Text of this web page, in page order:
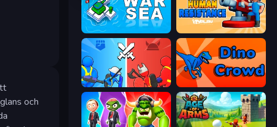
och
War Sea Human Resistance
State Wars: Conquer Them All Dino Crowd